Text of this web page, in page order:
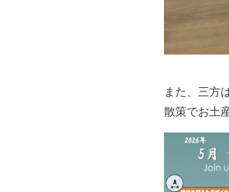
また、三方
散策でお土